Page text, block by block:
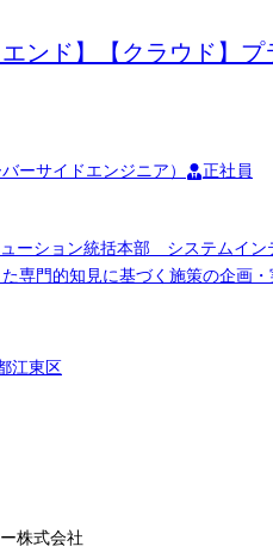
ンド】【クラウド】
ーサイドエンジニア） 正社員
ステムインテグレーション本部 テクノロジーサービ
専門的知見に基づく施策の企画
種)
江東区
株式会社